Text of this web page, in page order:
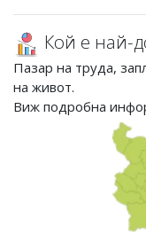
Кой е най-
Пазар на труда,
на живот.
Виж подробна